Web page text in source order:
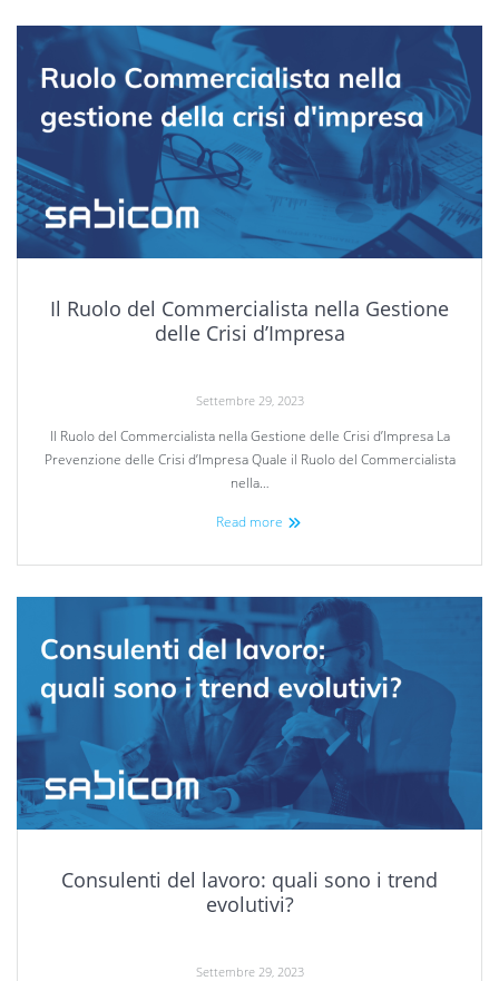
Il Ruolo del Commercialista nella Gestione
delle Crisi d’Impresa
Settembre 29, 2023
Il Ruolo del Commercialista nella Gestione delle Crisi d’Impresa La
Prevenzione delle Crisi d’Impresa Quale il Ruolo del Commercialista
nella…
Read more
Consulenti del lavoro: quali sono i trend
evolutivi?
Settembre 29, 2023